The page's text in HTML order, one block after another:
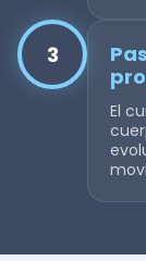
3
El